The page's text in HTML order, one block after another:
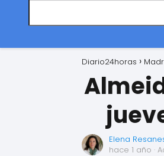
Diario24horas
Elena
hace 1 año ·